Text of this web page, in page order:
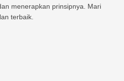
menerapkan prinsipnya. Mari
terbaik.